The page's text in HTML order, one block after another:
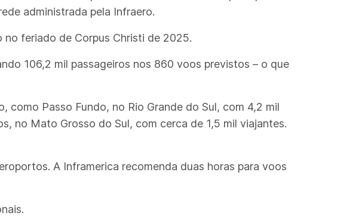
administrada pela Infraero.
feriado de Corpus Christi de 2025.
106,2 mil passageiros nos 860 voos previstos – o que
Passo Fundo, no Rio Grande do Sul, com 4,2 mil
no Mato Grosso do Sul, com cerca de 1,5 mil viajantes.
A Inframerica recomenda duas horas para voos